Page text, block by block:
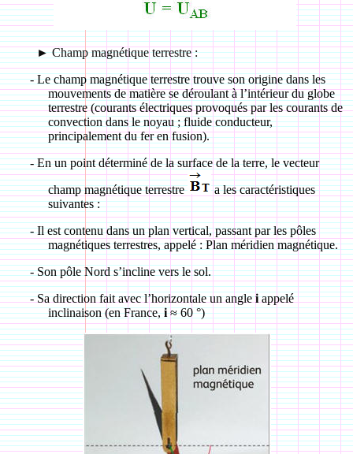
► Champ magnétique terrestre :
- Le champ magnétique terrestre trouve son origine dans les
mouvements de matière se déroulant à l’intérieur du globe
terrestre (courants électriques provoqués par les courants de
convection dans le noyau ; fluide conducteur,
principalement du fer en fusion).
- En un point déterminé de la surface de la terre, le vecteur
champ magnétique terrestre
a les caractéristiques
suivantes :
- Il est contenu dans un plan vertical, passant par les pôles
magnétiques terrestres, appelé : Plan méridien magnétique.
- Son pôle Nord s’incline vers le sol.
- Sa direction fait avec l’horizontale un angleiappelé
inclinaison (en France,i≈ 60 °)